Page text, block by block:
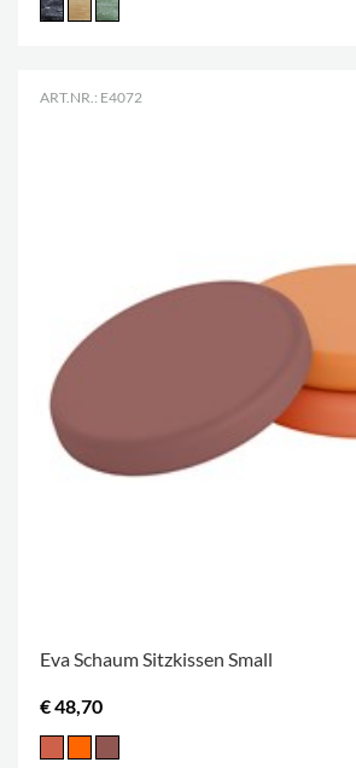
ART.NR.: E4072
Eva Schaum Sitzkissen Small
€ 48,70